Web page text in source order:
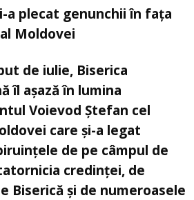
a plecat genunchii în fața
Moldovei
de iulie, Biserica
îl așază în lumina
Voievod Ștefan cel
care și-a legat
de pe câmpul de
credinței, de
Biserică și de numeroasele